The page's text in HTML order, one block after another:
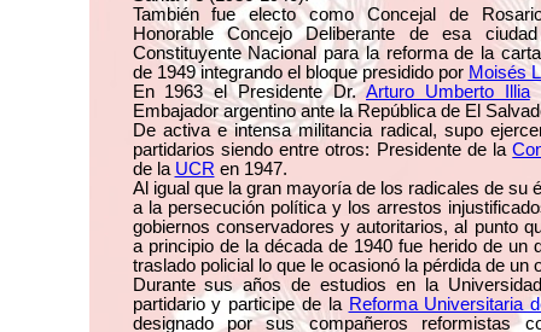
También fue electo como Concejal de
Honorable Concejo Deliberante de esa
Constituyente Nacional para la reforma de la
de 1949 integrando el bloque presidido por Moisés
En 1963 el Presidente Dr.Arturo Umberto Illia
Embajador argentino ante la República de El
De activa e intensa militancia radical, supo
partidarios siendo entre otros: Presidente de la
de la UCR en 1947.
Al igual que la gran mayoría de los radicales de su
a la persecución política y los arrestos
gobiernos conservadores y autoritarios, al punto
a principio de la década de 1940 fue herido de un
traslado policial lo que le ocasionó la pérdida de un
Durante sus años de estudios en la
partidario y participe de la Reforma Universitaria
designado por sus compañeros reformistas